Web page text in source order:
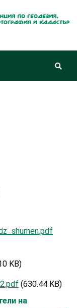
KB)
(630.44 KB)
на